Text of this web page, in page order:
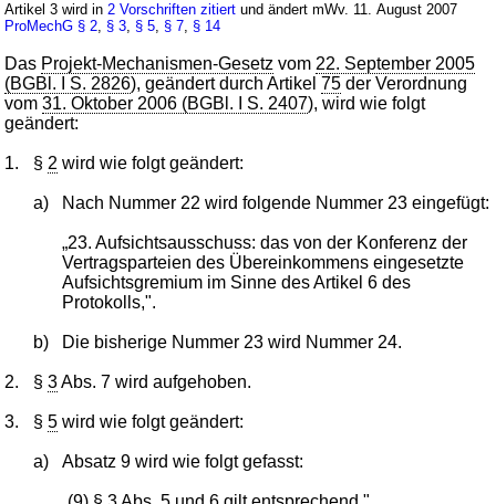
Artikel 3 wird in 2 Vorschriften zitiert und ändert mWv. 11. August 2007
ProMechG § 2 § 3 § 5 § 7 § 14
Das Projekt-Mechanismen-Gesetz vom 22. September 2005
(BGBl. I S. 2826), geändert durch Artikel75 der Verordnung
vom31. Oktober 2006 (BGBl. I S. 2407), wird wie folgt
geändert:
1. § 2 wird wie folgt geändert:
a) Nach Nummer 22 wird folgende Nummer 23 eingefügt:
„23. Aufsichtsausschuss: das von der Konferenz der
Vertragsparteien des Übereinkommens eingesetzte
Aufsichtsgremium im Sinne des Artikel 6 des
Protokolls,".
b) Die bisherige Nummer 23 wird Nummer 24.
2. §3Abs. 7 wird aufgehoben.
3. §5 wird wie folgt geändert:
a) Absatz 9 wird wie folgt gefasst: